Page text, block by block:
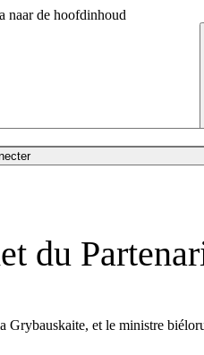
naar de hoofdinhoud
du
et le ministre